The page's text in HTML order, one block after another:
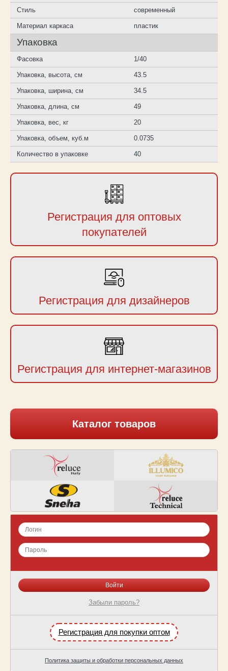
Стиль современный
Материал каркаса пластик
Упаковка
Фасовка 1/40
Упаковка, высота, см 43.5
Упаковка, ширина, см 34.5
Упаковка, длина, см 49
Упаковка, вес, кг 20
Упаковка, объем, куб.м 0.0735
Количество в упаковке 40
Регистрация для оптовых
покупателей
Регистрация для дизайнеров
Регистрация для интернет-магазинов
Каталог товаров
Забыли пароль?
Регистрация для покупки оптом
Политика защиты и обработки персональных данных